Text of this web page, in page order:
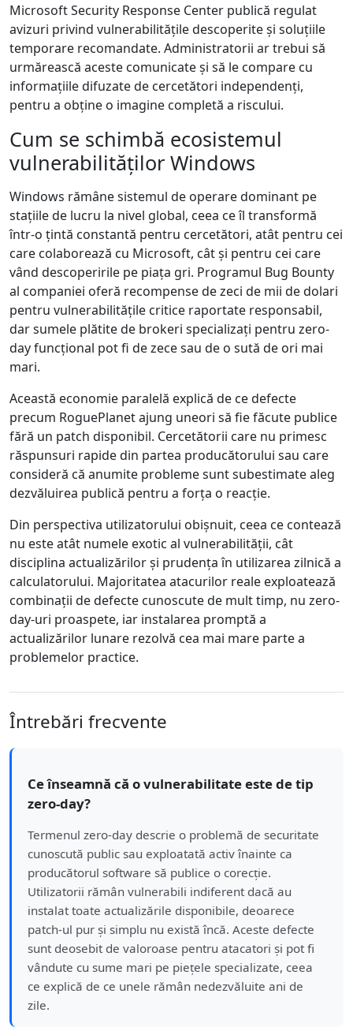
Microsoft Security Response Center publică regulat
avizuri privind vulnerabilitățile descoperite și soluțiile
temporare recomandate. Administratorii ar trebui să
urmărească aceste comunicate și să le compare cu
informațiile difuzate de cercetători independenți,
pentru a obține o imagine completă a riscului.
Cum se schimbă ecosistemul
vulnerabilităților Windows
Windows rămâne sistemul de operare dominant pe
stațiile de lucru la nivel global, ceea ce îl transformă
într-o țintă constantă pentru cercetători, atât pentru cei
care colaborează cu Microsoft, cât și pentru cei care
vând descoperirile pe piața gri. Programul Bug Bounty
al companiei oferă recompense de zeci de mii de dolari
pentru vulnerabilitățile critice raportate responsabil,
dar sumele plătite de brokeri specializați pentru zero-
day funcțional pot fi de zece sau de o sută de ori mai
mari.
Această economie paralelă explică de ce defecte
precum RoguePlanet ajung uneori să fie făcute publice
fără un patch disponibil. Cercetătorii care nu primesc
răspunsuri rapide din partea producătorului sau care
consideră că anumite probleme sunt subestimate aleg
dezvăluirea publică pentru a forța o reacție.
Din perspectiva utilizatorului obișnuit, ceea ce contează
nu este atât numele exotic al vulnerabilității, cât
disciplina actualizărilor și prudența în utilizarea zilnică a
calculatorului. Majoritatea atacurilor reale exploatează
combinații de defecte cunoscute de mult timp, nu zero-
day-uri proaspete, iar instalarea promptă a
actualizărilor lunare rezolvă cea mai mare parte a
problemelor practice.
Întrebări frecvente
Ce înseamnă că o vulnerabilitate este de tip
zero-day?
Termenul zero-day descrie o problemă de securitate
cunoscută public sau exploatată activ înainte ca
producătorul software să publice o corecție.
Utilizatorii rămân vulnerabili indiferent dacă au
instalat toate actualizările disponibile, deoarece
patch-ul pur și simplu nu există încă. Aceste defecte
sunt deosebit de valoroase pentru atacatori și pot fi
vândute cu sume mari pe piețele specializate, ceea
ce explică de ce unele rămân nedezvăluite ani de
zile.